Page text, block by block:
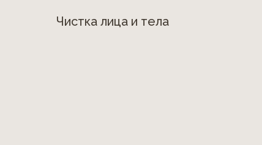
Чистка лица и тела